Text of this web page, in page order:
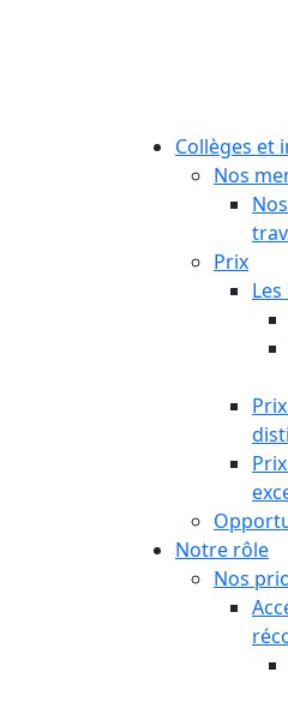
Collèges et
Nos
Prix
Notre rôle
Nos